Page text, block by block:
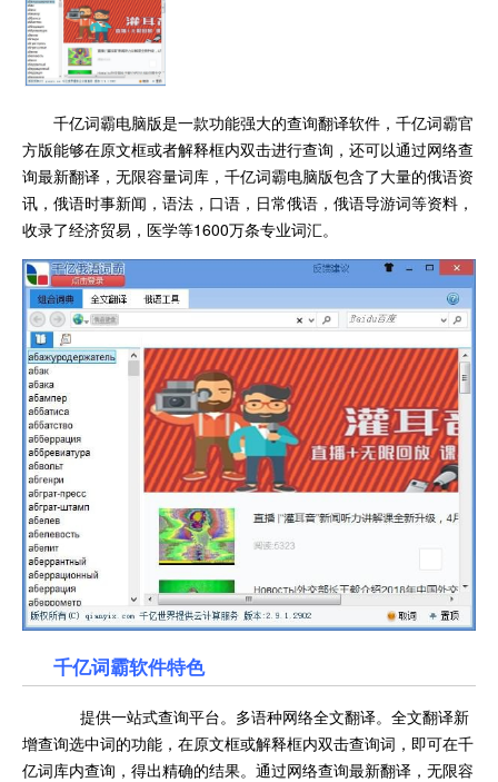
千亿词霸电脑版是一款功能强大的查询翻译软件，千亿词霸官
方版能够在原文框或者解释框内双击进行查询，还可以通过网络查
询最新翻译，无限容量词库，千亿词霸电脑版包含了大量的俄语资
讯，俄语时事新闻，语法，口语，日常俄语，俄语导游词等资料，
收录了经济贸易，医学等1600万条专业词汇。
千亿词霸软件特色
提供一站式查询平台。多语种网络全文翻译。全文翻译新
增查询选中词的功能，在原文框或解释框内双击查询词，即可在千
亿词库内查询，得出精确的结果。通过网络查询最新翻译，无限容